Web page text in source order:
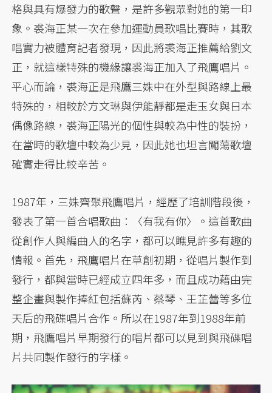
格與具有爆發力的歌聲，是許多觀眾對她的第一印
象。裘海正某一次在參加運動員歌唱比賽時，其歌
唱實力被體育記者發現，因此將裘海正推薦給劉文
正，就這樣特殊的機緣讓裘海正加入了飛鷹唱片。
平心而論，裘海正是飛鷹三姝中在外型與路線上最
特殊的，相較於方文琳與伊能靜都是走玉女與日本
偶像路線，裘海正陽光的個性與較為中性的裝扮，
在當時的歌壇中較為少見，因此她也坦言闖蕩歌壇
確實走得比較辛苦。
1987年，三姝齊聚飛鷹唱片，經歷了培訓階段後，
發表了第一首合唱歌曲：〈有我有你〉。這首歌曲
從創作人與編曲人的名字，都可以瞧見許多有趣的
情報。首先，飛鷹唱片在草創初期，從唱片製作到
發行，都與當時已經成立四年多，而且成功藉由完
整企畫與製作捧紅包括蘇芮、蔡琴、王芷蕾等多位
天后的飛碟唱片合作。所以在1987年到1988年前
期，飛鷹唱片早期發行的唱片都可以見到與飛碟唱
片共同製作發行的字樣。